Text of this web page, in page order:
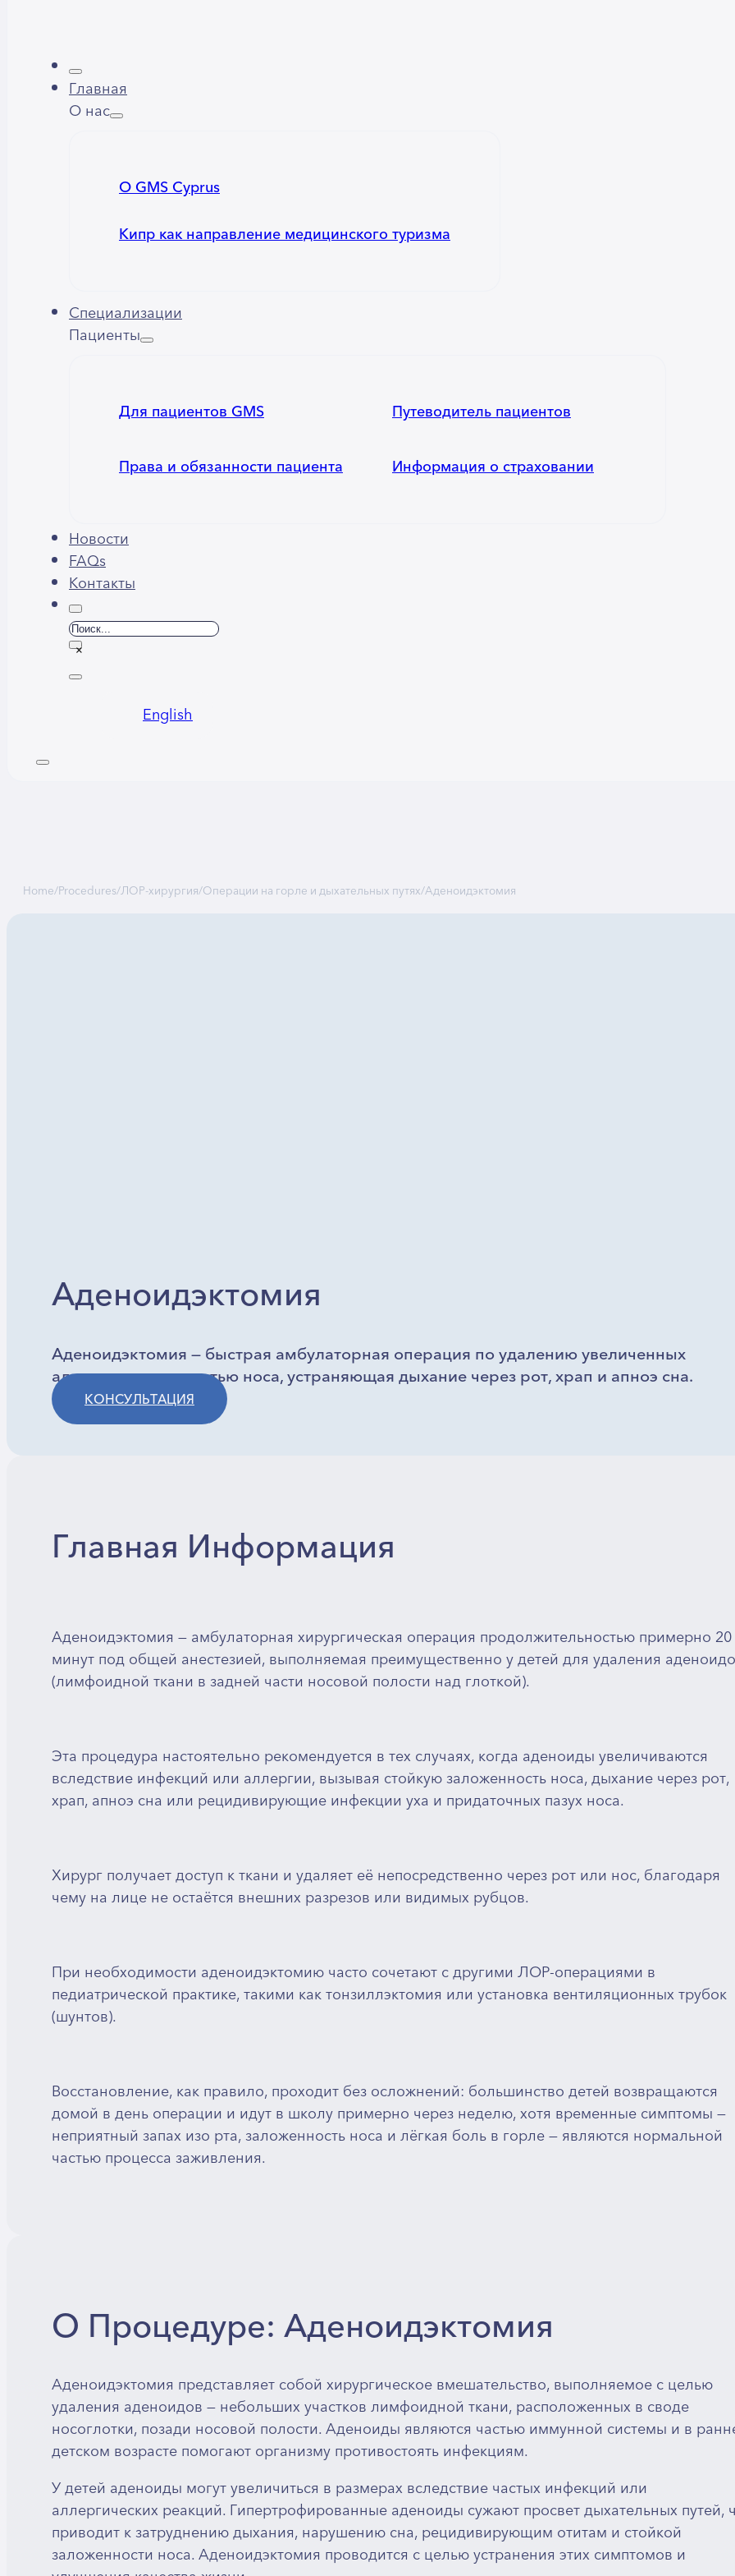
Главная
О нас
О GMS Cyprus
Кипр как направление медицинского туризма
Специализации
Пациенты
Для пациентов GMS Путеводитель пациентов
Права и обязанности пациента Информация о страховании
Новости
FAQs
Контакты
Поиск
×
English
Home/Procedures/ЛОР-хирургия/Операции на горле и дыхательных путях/Аденоидэктомия
Аденоидэктомия
Аденоидэктомия — быстрая амбулаторная операция по удалению увеличенных
аденоидов за полостью носа, устраняющая дыхание через рот, храп и апноэ сна.
КОНСУЛЬТАЦИЯ
Главная Информация
Аденоидэктомия — амбулаторная хирургическая операция продолжительностью примерно 20
минут под общей анестезией, выполняемая преимущественно у детей для удаления
(лимфоидной ткани в задней части носовой полости над глоткой).
Эта процедура настоятельно рекомендуется в тех случаях, когда аденоиды увеличиваются
вследствие инфекций или аллергии, вызывая стойкую заложенность носа, дыхание через рот,
храп, апноэ сна или рецидивирующие инфекции уха и придаточных пазух носа.
Хирург получает доступ к ткани и удаляет её непосредственно через рот или нос, благодаря
чему на лице не остаётся внешних разрезов или видимых рубцов.
При необходимости аденоидэктомию часто сочетают с другими ЛОР-операциями в
педиатрической практике, такими как тонзиллэктомия или установка вентиляционных трубок
(шунтов).
Восстановление, как правило, проходит без осложнений: большинство детей возвращаются
домой в день операции и идут в школу примерно через неделю, хотя временные симптомы —
неприятный запах изо рта, заложенность носа и лёгкая боль в горле — являются нормальной
частью процесса заживления.
О Процедуре: Аденоидэктомия
Аденоидэктомия представляет собой хирургическое вмешательство, выполняемое с целью
удаления аденоидов — небольших участков лимфоидной ткани, расположенных в своде
носоглотки, позади носовой полости. Аденоиды являются частью иммунной системы и в
детском возрасте помогают организму противостоять инфекциям.
У детей аденоиды могут увеличиться в размерах вследствие частых инфекций или
аллергических реакций. Гипертрофированные аденоиды сужают просвет дыхательных путей,
приводит к затруднению дыхания, нарушению сна, рецидивирующим отитам и стойкой
заложенности носа. Аденоидэктомия проводится с целью устранения этих симптомов и